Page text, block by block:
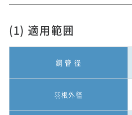
(1) 適用範囲
鋼 管 径
羽根外径